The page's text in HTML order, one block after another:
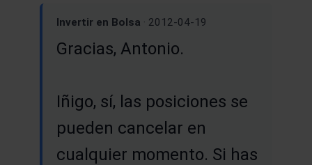
Invertir en Bolsa · 2012-04-19
Gracias, Antonio.
Iñigo, sí, las posiciones se
pueden cancelar en
cualquier momento. Si has